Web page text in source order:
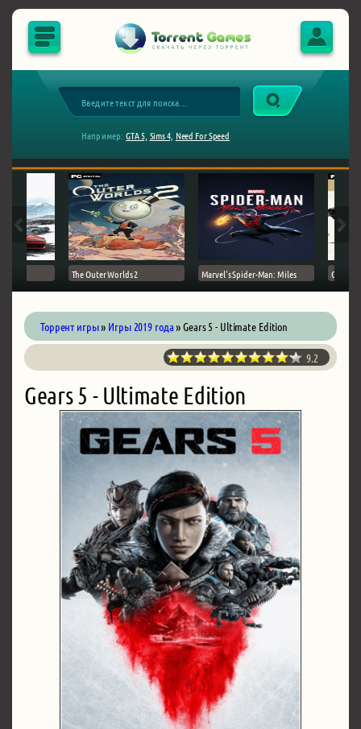
Например: GTA 5, Sims 4, Need For Speed
The Outer Worlds 2 Marvel's Spider-Man: Miles Ghost
Торрент игры» Игры 2019 года» Gears 5 - Ultimate Edition
9.2
Gears 5 - Ultimate Edition